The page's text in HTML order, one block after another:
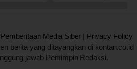
Media Siber | Privacy Policy
berita yang ditayangkan di kontan.co.id
jawab Pemimpin Redaksi.